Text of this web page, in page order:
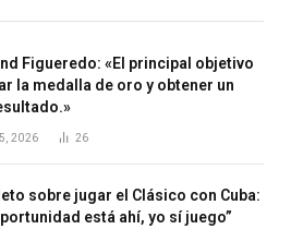
Figueredo: «El principal objetivo
la medalla de oro y obtener un
2026 26
sobre jugar el Clásico con Cuba:
está ahí, yo sí juego”